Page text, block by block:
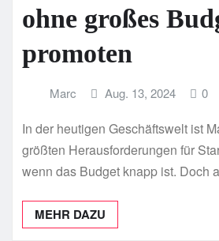
ohne großes
promoten
Marc Aug. 13, 2024 0
In der heutigen Geschäftswelt ist
größten Herausforderungen für
wenn das Budget knapp ist. Doch
MEHR DAZU